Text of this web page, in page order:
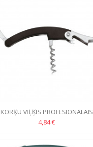
KORĶU VIĻĶIS PROFESIONĀLAIS
PADERNO
4,84 €